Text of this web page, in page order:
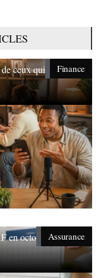
Finance
ceux qui vivent
Assurance
en octobre : ce